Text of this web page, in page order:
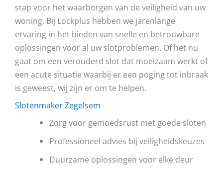
stap voor het waarborgen van de veiligheid van uw
woning. Bij Lockplus hebben we jarenlange
ervaring in het bieden van snelle en betrouwbare
oplossingen voor al uw slotproblemen. Of het nu
gaat om een verouderd slot dat moeizaam werkt of
een acute situatie waarbij er een poging tot inbraak
is geweest, wij zijn er om te helpen.
Slotenmaker Zegelsem
Zorg voor gemoedsrust met goede sloten
Professioneel advies bij veiligheidskeuzes
Duurzame oplossingen voor elke deur